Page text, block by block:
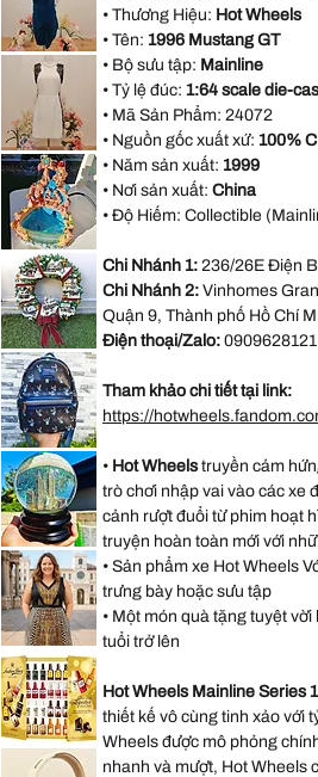
• Thương Hiệu: Hot Wheels
• Tên: 1996 Mustang GT
• Bộ sưu tập: Mainline
• Tỷ lệ đúc: 1:64 scale die-
• Mã Sản Phẩm: 24072
• Nguồn gốc xuất xứ: 100%
• Năm sản xuất: 1999
• Nơi sản xuất: China
• Độ Hiếm: Collectible
Chi Nhánh 1: 236/26E Điện
Chi Nhánh 2: Vinhomes
Quận 9, Thành phố Hồ Chí
Điện thoại/Zalo:
Tham khảo chi tiết tại link:
https://
• Hot Wheelstruyền cảm
trò chơi nhập vai vào các xe
cảnh rượt đuổi từ phim hoạt
truyện hoàn toàn mới với
• Sản phẩm xe Hot Wheels
trưng bày hoặc sưu tập
• Một món quà tặng tuyệt
tuổi trở lên
Hot Wheels Mainline Series
thiết kế vô cùng tinh xảo với
Wheels được mô phỏng
nhanh và mượt, Hot Wheels
Rhinestone
Halter
Bridesmaid
Evening
AX
Blue
Formal
Dress
size
18
Forever
21
Sleeveless
Black
Lace
Casual
Dress
Size
VINTAGE
DISNEY
FOUNTAIN
WORK
GREAT
Little
Mermaid
Under
The
Sea
Ariel
Sebastian
*LIMITED*
Light
Up
Thomas
Kinkade
Hamilton
Collection
Christmas
Village
Wreath
*LIMITED
EDITION*
Disney
Loungefly
Exclusive
Lilo
&
Stitch
Hearts
Mini
Backpack
Saks
Fifth
Avenue
New
York
City
Musical
Snow
Globe
Decoration
Gift
Present
Bryant
Sleeveless
Abstract
Dress
size
14
size
*New
Sealed*